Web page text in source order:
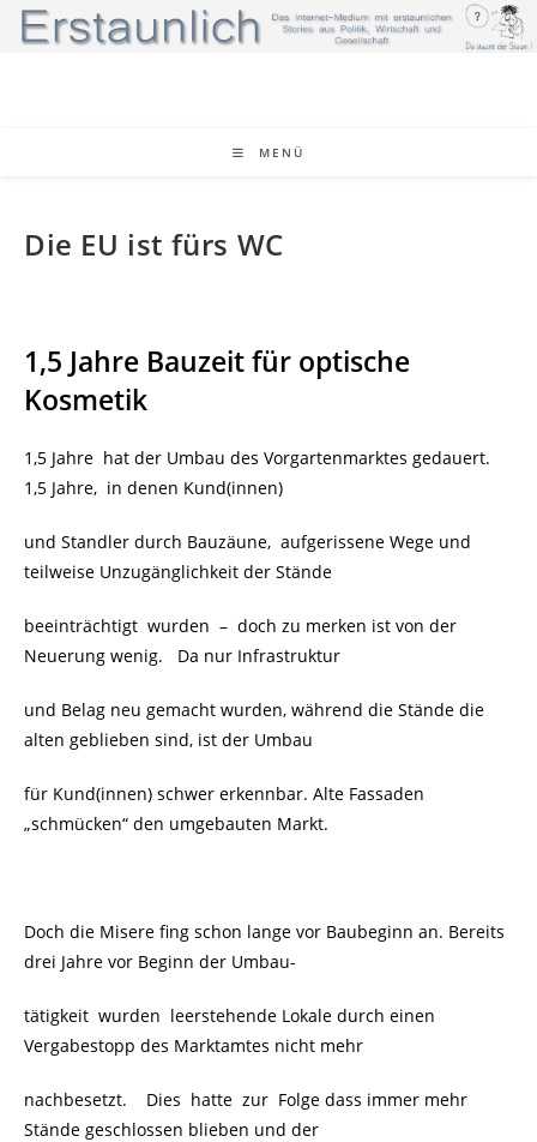
Zum
Inhalt
MENÜ
Die EU ist fürs WC
1,5 Jahre Bauzeit für optische
Kosmetik
1,5 Jahre hat der Umbau des Vorgartenmarktes gedauert.
1,5 Jahre, in denen Kund(innen)
und Standler durch Bauzäune, aufgerissene Wege und
teilweise Unzugänglichkeit der Stände
beeinträchtigt wurden – doch zu merken ist von der
Neuerung wenig. Da nur Infrastruktur
und Belag neu gemacht wurden, während die Stände die
alten geblieben sind, ist der Umbau
für Kund(innen) schwer erkennbar. Alte Fassaden
„schmücken“ den umgebauten Markt.
Doch die Misere fing schon lange vor Baubeginn an. Bereits
drei Jahre vor Beginn der Umbau-
tätigkeit wurden leerstehende Lokale durch einen
Vergabestopp des Marktamtes nicht mehr
nachbesetzt.
Dies hatte zur Folge dass immer mehr
Stände geschlossen blieben und der